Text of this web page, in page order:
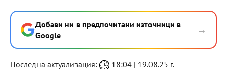
Добави ни в предпочитани източници в
Google
→
Последна актуализация: 18:04 | 19.08.25 г.